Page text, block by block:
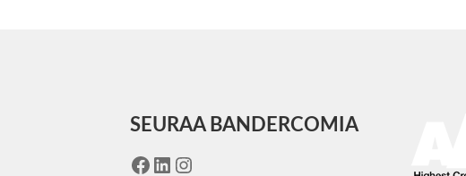
SEURAA BANDERCOMIA
Facebook
LinkedIn
Instagram